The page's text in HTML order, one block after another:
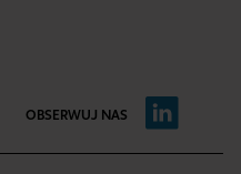
OBSERWUJ NAS